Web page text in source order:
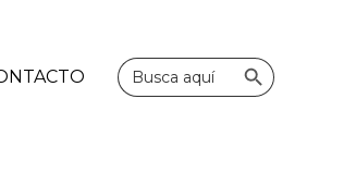
Buscar: Botón de